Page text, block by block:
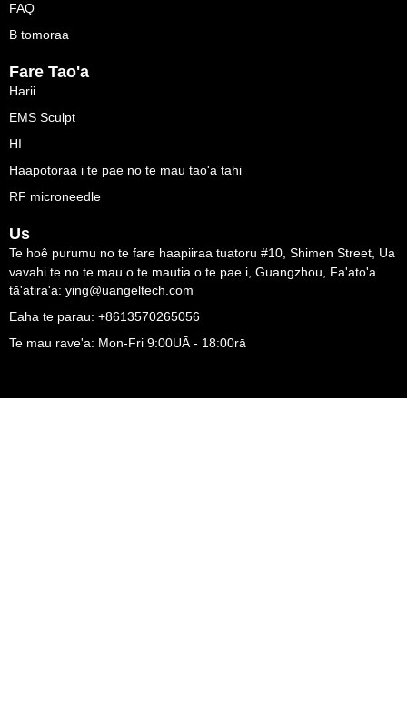
FAQ
B tomoraa
Fare Tao'a
Harii
EMS Sculpt
HI
Haapotoraa i te pae no te mau tao'a tahi
RF microneedle
Us
Te hoê purumu no te fare haapiiraa tuatoru #10, Shimen Street, Ua
vavahi te no te mau o te mautia o te pae i, Guangzhou, Fa'ato'a
tā'atira'a: ying@uangeltech.com
Eaha te parau: +8613570265056
Te mau rave'a: Mon-Fri 9:00UĀ - 18:00rā